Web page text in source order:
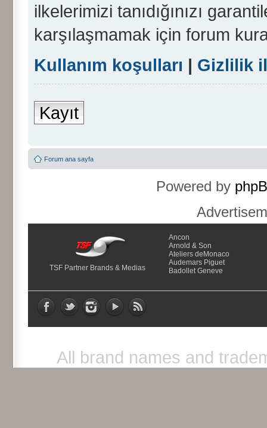
ilkelerimizi tanıdığınızı
karşılaşmamak için forum
Kullanım koşulları | Gizlilik
Kayıt
Forum ana sayfa
Powered by
TSF Partner Brands & Medias
Ancon
Arnold & Son
Ateliers deMonaco
Audemars Piguet
Badollet Geneve
All brand names and